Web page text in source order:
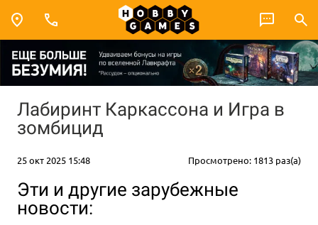
Лабиринт Каркассона и Игра в
зомбицид
25 окт 2025 15:48 Просмотрено: 1813 раз(а)
Эти и другие зарубежные
новости: